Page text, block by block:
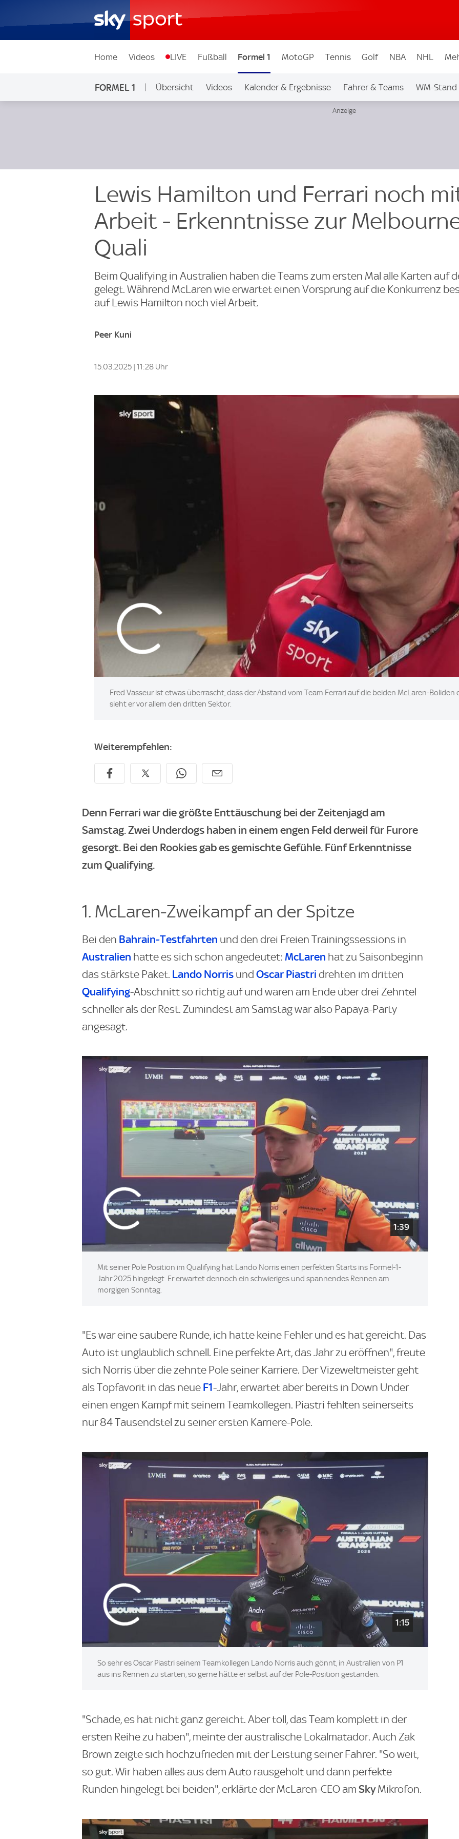
Home Videos LIVE Fußball Formel 1 MotoGP Tennis Golf NBA NHL
FORMEL 1 Übersicht Videos Kalender & Ergebnisse Fahrer & Teams WM-Stand
Lewis Hamilton und Ferrari noch
Arbeit - Erkenntnisse zur
Quali
Beim Qualifying in Australien haben die Teams zum ersten Mal alle Karten auf
gelegt. Während McLaren wie erwartet einen Vorsprung auf die Konkurrenz
auf Lewis Hamilton noch viel Arbeit.
Peer Kuni
15.03.2025 | 11:28 Uhr
Fred Vasseur ist etwas überrascht, dass der Abstand vom Team Ferrari auf die beiden McLaren-
sieht er vor allem den dritten Sektor.
Weiterempfehlen:
Denn Ferrari war die größte Enttäuschung bei der Zeitenjagd am
Samstag. Zwei Underdogs haben in einem engen Feld derweil für Furore
gesorgt. Bei den Rookies gab es gemischte Gefühle. Fünf Erkenntnisse
zum Qualifying.
1. McLaren-Zweikampf an der Spitze
Bei den Bahrain-Testfahrten und den drei Freien Trainingssessions in
Australien hatte es sich schon angedeutet: McLaren hat zu Saisonbeginn
das stärkste Paket. Lando Norris und Oscar Piastri drehten im dritten
Qualifying-Abschnitt so richtig auf und waren am Ende über drei Zehntel
schneller als der Rest. Zumindest am Samstag war also Papaya-Party
angesagt.
1:39
Mit seiner Pole Position im Qualifying hat Lando Norris einen perfekten Starts ins Formel-1-
Jahr 2025 hingelegt. Er erwartet dennoch ein schwieriges und spannendes Rennen am
morgigen Sonntag.
"Es war eine saubere Runde, ich hatte keine Fehler und es hat gereicht. Das
Auto ist unglaublich schnell. Eine perfekte Art, das Jahr zu eröffnen", freute
sich Norris über die zehnte Pole seiner Karriere. Der Vizeweltmeister geht
als Topfavorit in das neue F1-Jahr, erwartet aber bereits in Down Under
einen engen Kampf mit seinem Teamkollegen. Piastri fehlten seinerseits
nur 84 Tausendstel zu seiner ersten Karriere-Pole.
1:15
So sehr es Oscar Piastri seinem Teamkollegen Lando Norris auch gönnt, in Australien von P1
aus ins Rennen zu starten, so gerne hätte er selbst auf der Pole-Position gestanden.
"Schade, es hat nicht ganz gereicht. Aber toll, das Team komplett in der
ersten Reihe zu haben", meinte der australische Lokalmatador. Auch Zak
Brown zeigte sich hochzufrieden mit der Leistung seiner Fahrer. "So weit,
so gut. Wir haben alles aus dem Auto rausgeholt und dann perfekte
Runden hingelegt bei beiden", erklärte der McLaren-CEO am SkyMikrofon.